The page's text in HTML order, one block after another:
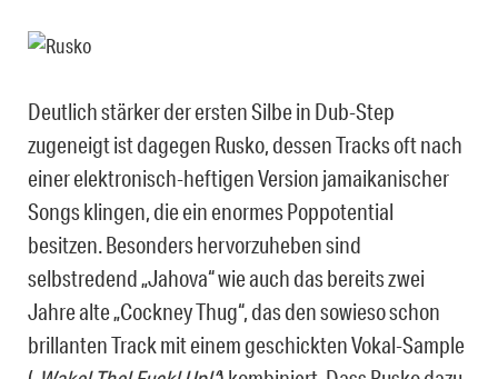
Deutlich stärker der ersten Silbe in Dub-Step
zugeneigt ist dagegen Rusko, dessen Tracks oft nach
einer elektronisch-heftigen Version jamaikanischer
Songs klingen, die ein enormes Poppotential
besitzen. Besonders hervorzuheben sind
selbstredend „Jahova“ wie auch das bereits zwei
Jahre alte „Cockney Thug“, das den sowieso schon
brillanten Track mit einem geschickten Vokal-Sample